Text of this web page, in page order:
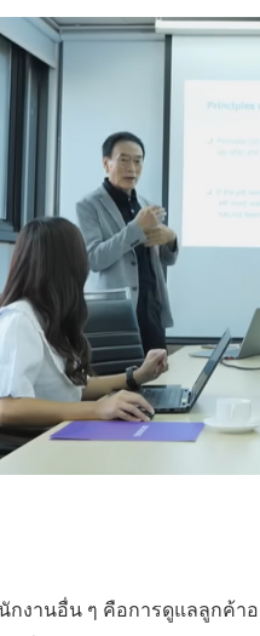
งานอื่น ๆ คือการดูแลลูกค้า